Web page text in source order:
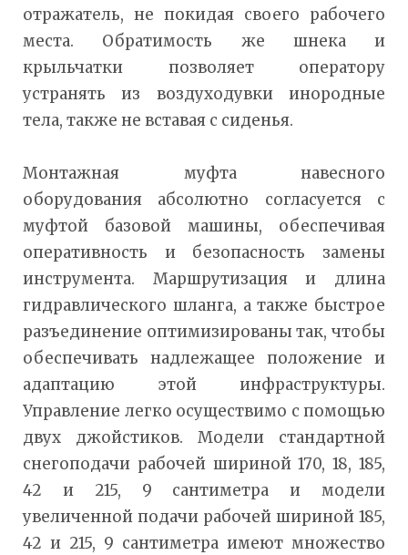
отражатель, не покидая своего рабочего
места. Обратимость же шнека и
крыльчатки позволяет оператору
устранять из воздуходувки инородные
тела, также не вставая с сиденья.
Монтажная муфта навесного
оборудования абсолютно согласуется с
муфтой базовой машины, обеспечивая
оперативность и безопасность замены
инструмента. Маршрутизация и длина
гидравлического шланга, а также быстрое
разъединение оптимизированы так, чтобы
обеспечивать надлежащее положение и
адаптацию этой инфраструктуры.
Управление легко осуществимо с помощью
двух джойстиков. Модели стандартной
снегоподачи рабочей шириной 170, 18, 185,
42 и 215, 9 сантиметра и модели
увеличенной подачи рабочей шириной 185,
42 и 215, 9 сантиметра имеют множество